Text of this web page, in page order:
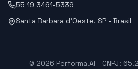
55 19 3461-5339
Santa Barbara d'Oeste, SP - Brasil
© 2026 Performa.AI - CNPJ: